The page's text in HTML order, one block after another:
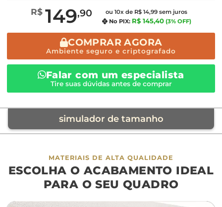
R$ 149,90
ou 10x de R$ 14,99 sem juros
No PIX: R$ 145,40 (3% OFF)
COMPRAR AGORA
Ambiente seguro e criptografado
Falar com um especialista
Tire suas dúvidas antes de comprar
simulador de tamanho
móvel de referência
sofá cama
MATERIAIS DE ALTA QUALIDADE
ESCOLHA O ACABAMENTO IDEAL
PARA O SEU QUADRO